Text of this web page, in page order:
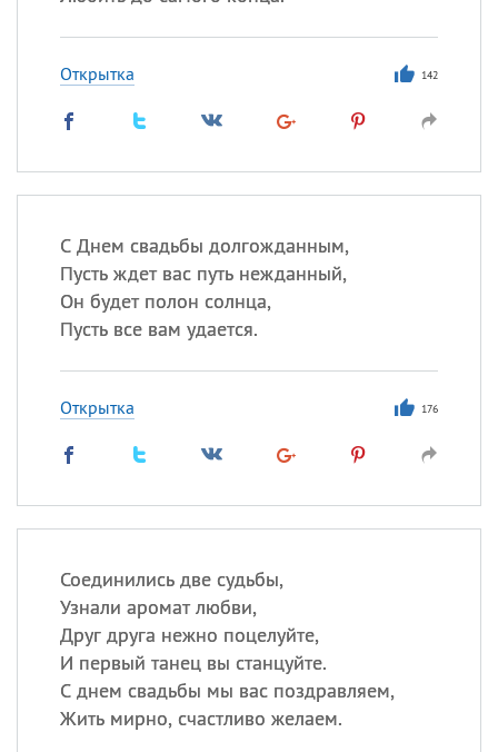
Открытка 142
С Днем свадьбы долгожданным,
Пусть ждет вас путь нежданный,
Он будет полон солнца,
Пусть все вам удается.
Открытка 176
Соединились две судьбы,
Узнали аромат любви,
Друг друга нежно поцелуйте,
И первый танец вы станцуйте.
С днем свадьбы мы вас поздравляем,
Жить мирно, счастливо желаем.